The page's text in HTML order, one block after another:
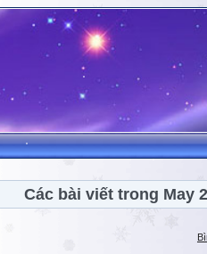
Các bài viết trong May